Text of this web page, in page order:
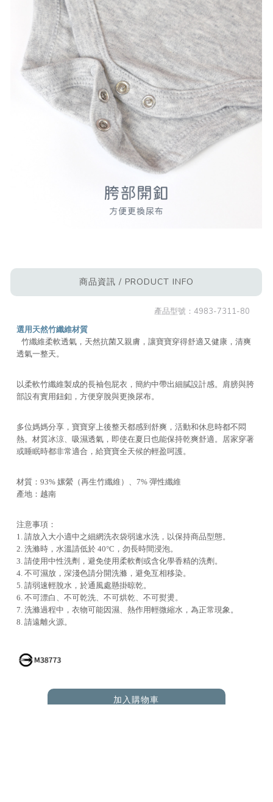
商品資訊 / PRODUCT INFO
產品型號：4983-7311-80
選用天然竹纖維材質
竹纖維柔軟透氣，天然抗菌又親膚，讓寶寶穿得舒適又健康，清爽
透氣一整天。
以柔軟竹纖維製成的長袖包屁衣，簡約中帶出細膩設計感。肩膀與胯
部設有實用鈕釦，方便穿脫與更換尿布。
多位媽媽分享，寶寶穿上後整天都感到舒爽，活動和休息時都不悶
熱。材質冰涼、吸濕透氣，即使在夏日也能保持乾爽舒適。居家穿著
或睡眠時都非常適合，給寶寶全天候的輕盈呵護。
材質：93% 嫘縈（再生竹纖維）、7% 彈性纖維
產地：越南
注意事項：
1. 請放入大小適中之細網洗衣袋弱速水洗，以保持商品型態。
2. 洗滌時，水溫請低於 40°C，勿長時間浸泡。
3. 請使用中性洗劑，避免使用柔軟劑或含化學香精的洗劑。
4. 不可濕放，深淺色請分開洗滌，避免互相移染。
5. 請弱速輕脫水，於通風處懸掛晾乾。
6. 不可漂白、不可乾洗、不可烘乾、不可熨燙。
7. 洗滌過程中，衣物可能因濕、熱作用輕微縮水，為正常現象。
8. 請遠離火源。
加入購物車